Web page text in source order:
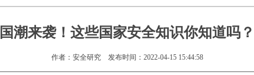
国潮来袭！这些国家安全知识你知道吗？
作者：安全研究 发布时间：2022-04-15 15:44:58